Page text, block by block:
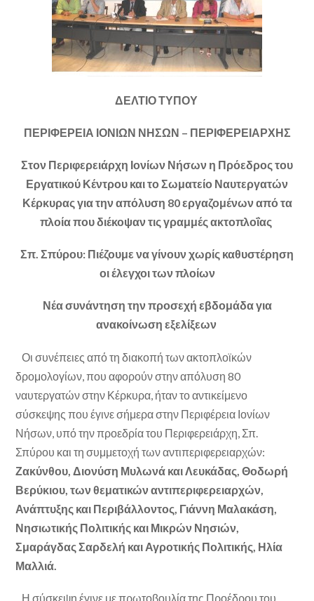
ΔΕΛΤΙΟ ΤΥΠΟΥ
ΠΕΡΙΦΕΡΕΙΑ ΙΟΝΙΩΝ ΝΗΣΩΝ – ΠΕΡΙΦΕΡΕΙΑΡΧΗΣ
Στον Περιφερειάρχη Ιονίων Νήσων η Πρόεδρος του
Εργατικού Κέντρου και το Σωματείο Ναυτεργατών
Κέρκυρας για την απόλυση 80 εργαζομένων από τα
πλοία που διέκοψαν τις γραμμές ακτοπλοΐας
Σπ. Σπύρου: Πιέζουμε να γίνουν χωρίς καθυστέρηση
οι έλεγχοι των πλοίων
Νέα συνάντηση την προσεχή εβδομάδα για
ανακοίνωση εξελίξεων
Οι συνέπειες από τη διακοπή των ακτοπλοϊκών
δρομολογίων, που αφορούν στην απόλυση 80
ναυτεργατών στην Κέρκυρα, ήταν το αντικείμενο
σύσκεψης που έγινε σήμερα στην Περιφέρεια Ιονίων
Νήσων, υπό την προεδρία του Περιφερειάρχη, Σπ.
Σπύρου και τη συμμετοχή των αντιπεριφερειαρχών:
Ζακύνθου, Διονύση Μυλωνά και Λευκάδας, Θοδωρή
Βερύκιου, των θεματικών αντιπεριφερειαρχών,
Ανάπτυξης και Περιβάλλοντος, Γιάννη Μαλακάση,
Νησιωτικής Πολιτικής και Μικρών Νησιών,
Σμαράγδας Σαρδελή και Αγροτικής Πολιτικής, Ηλία
Μαλλιά.
Η σύσκεψη έγινε με πρωτοβουλία της Προέδρου του